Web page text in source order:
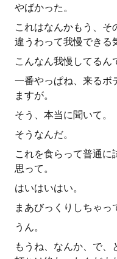
やばかった。
これはなんかもう、そ
違うわって我慢できる
こんなん我慢してるん
一番やっぱね、来るボ
ますが。
そう、本当に聞いて。
そうなんだ。
これを食らって普通に
思って。
はいはいはい。
まあびっくりしちゃっ
うん。
もうね、なんか、で、